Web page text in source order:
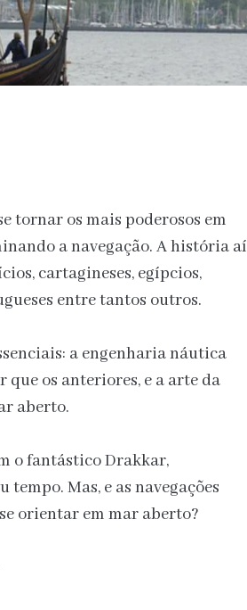
tornar os mais poderosos em
a navegação. A história aí
cartagineses, egípcios,
entre tantos outros.
a engenharia náutica
que os anteriores, e a arte da
aberto.
o fantástico Drakkar,
Mas, e as navegações
orientar em mar aberto?